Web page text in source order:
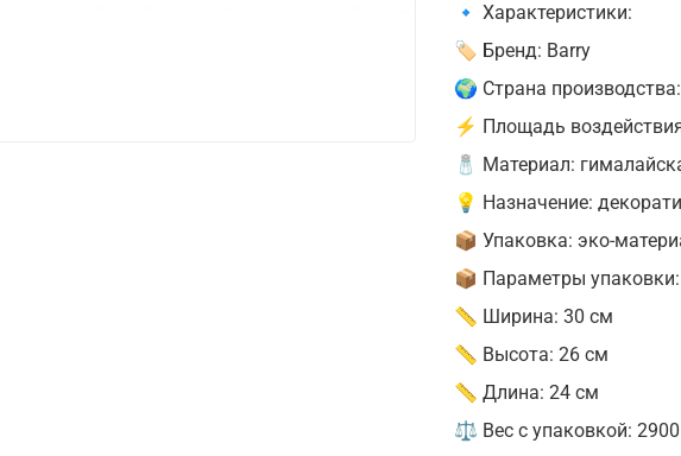
🔹 Характеристики:
🏷 Бренд: Barry
🌍 Страна
⚡ Площадь
🧂 Материал:
💡 Назначение:
📦 Упаковка: эко-
📦 Параметры упаковки:
📏 Ширина: 30 см
📏 Высота: 26 см
📏 Длина: 24 см
⚖ Вес с упаковкой: 2900